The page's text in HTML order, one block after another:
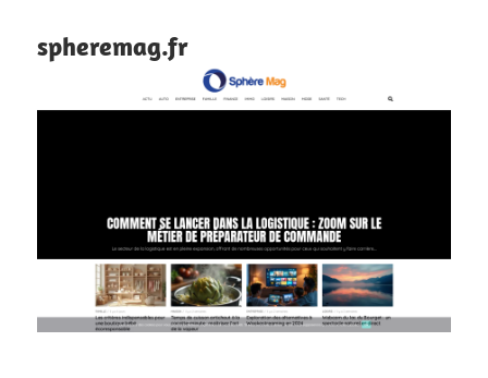
spheremag.fr